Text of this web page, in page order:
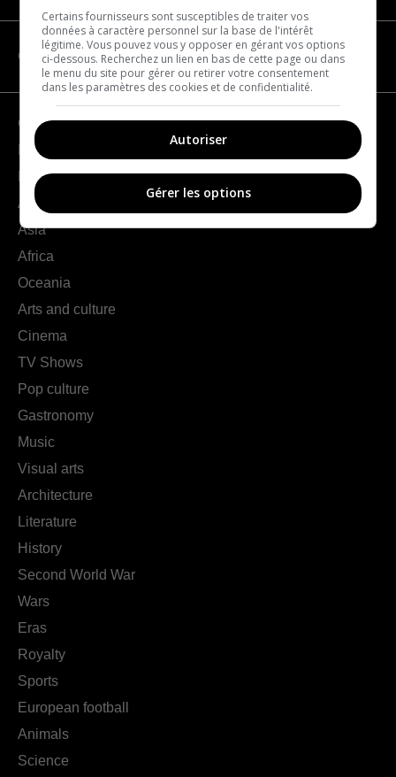
CATEGORIES
Geography
France
Europe
Americas
Asia
Africa
Oceania
Arts and culture
Cinema
TV Shows
Pop culture
Gastronomy
Music
Visual arts
Architecture
Literature
History
Second World War
Wars
Eras
Royalty
Sports
European football
Animals
Science
Certains fournisseurs sont susceptibles de traiter vos
données à caractère personnel sur la base de l'intérêt
légitime. Vous pouvez vous y opposer en gérant vos options
ci-dessous. Recherchez un lien en bas de cette page ou dans
le menu du site pour gérer ou retirer votre consentement
dans les paramètres des cookies et de confidentialité.
Autoriser
Gérer les options